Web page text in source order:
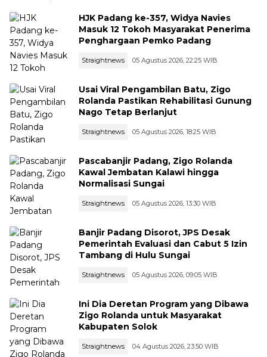
HJK Padang ke-357, Widya Navies
Masuk 12 Tokoh Masyarakat Penerima
Penghargaan Pemko Padang
Straightnews 05 Agustus 2026, 22:25 WIB
Usai Viral Pengambilan Batu, Zigo
Rolanda Pastikan Rehabilitasi Gunung
Nago Tetap Berlanjut
Straightnews 05 Agustus 2026, 18:25 WIB
Pascabanjir Padang, Zigo Rolanda
Kawal Jembatan Kalawi hingga
Normalisasi Sungai
Straightnews 05 Agustus 2026, 13:30 WIB
Banjir Padang Disorot, JPS Desak
Pemerintah Evaluasi dan Cabut 5 Izin
Tambang di Hulu Sungai
Straightnews 05 Agustus 2026, 09:05 WIB
Ini Dia Deretan Program yang Dibawa
Zigo Rolanda untuk Masyarakat
Kabupaten Solok
Straightnews 04 Agustus 2026, 23:50 WIB